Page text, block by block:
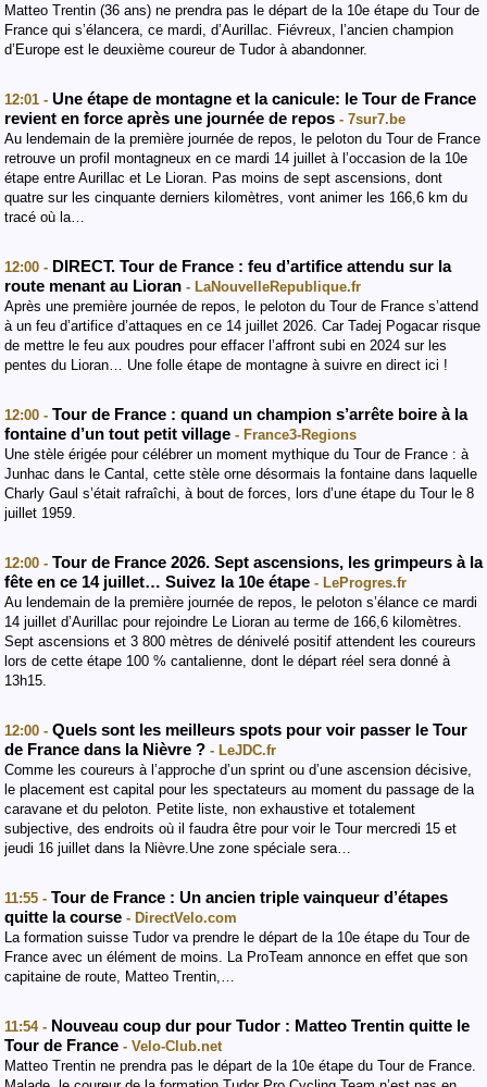
Matteo Trentin (36 ans) ne prendra pas le départ de la 10e étape du Tour de
France qui s’élancera, ce mardi, d’Aurillac. Fiévreux, l’ancien champion
d’Europe est le deuxième coureur de Tudor à abandonner.
12:01 - Une étape de montagne et la canicule: le Tour de France
revient en force après une journée de repos - 7sur7.be
Au lendemain de la première journée de repos, le peloton du Tour de France
retrouve un profil montagneux en ce mardi 14 juillet à l’occasion de la 10e
étape entre Aurillac et Le Lioran. Pas moins de sept ascensions, dont
quatre sur les cinquante derniers kilomètres, vont animer les 166,6 km du
tracé où la…
12:00 - DIRECT. Tour de France : feu d’artifice attendu sur la
route menant au Lioran - LaNouvelleRepublique.fr
Après une première journée de repos, le peloton du Tour de France s’attend
à un feu d’artifice d’attaques en ce 14 juillet 2026. Car Tadej Pogacar risque
de mettre le feu aux poudres pour effacer l’affront subi en 2024 sur les
pentes du Lioran… Une folle étape de montagne à suivre en direct ici !
12:00 - Tour de France : quand un champion s’arrête boire à la
fontaine d’un tout petit village - France3-Regions
Une stèle érigée pour célébrer un moment mythique du Tour de France : à
Junhac dans le Cantal, cette stèle orne désormais la fontaine dans laquelle
Charly Gaul s’était rafraîchi, à bout de forces, lors d’une étape du Tour le 8
juillet 1959.
12:00 - Tour de France 2026. Sept ascensions, les grimpeurs à la
fête en ce 14 juillet… Suivez la 10e étape - LeProgres.fr
Au lendemain de la première journée de repos, le peloton s’élance ce mardi
14 juillet d’Aurillac pour rejoindre Le Lioran au terme de 166,6 kilomètres.
Sept ascensions et 3 800 mètres de dénivelé positif attendent les coureurs
lors de cette étape 100 % cantalienne, dont le départ réel sera donné à
13h15.
12:00 - Quels sont les meilleurs spots pour voir passer le Tour
de France dans la Nièvre ? - LeJDC.fr
Comme les coureurs à l’approche d’un sprint ou d’une ascension décisive,
le placement est capital pour les spectateurs au moment du passage de la
caravane et du peloton. Petite liste, non exhaustive et totalement
subjective, des endroits où il faudra être pour voir le Tour mercredi 15 et
jeudi 16 juillet dans la Nièvre.Une zone spéciale sera…
11:55 - Tour de France : Un ancien triple vainqueur d’étapes
quitte la course - DirectVelo.com
La formation suisse Tudor va prendre le départ de la 10e étape du Tour de
France avec un élément de moins. La ProTeam annonce en effet que son
capitaine de route, Matteo Trentin,…
11:54 - Nouveau coup dur pour Tudor : Matteo Trentin quitte le
Tour de France - Velo-Club.net
Matteo Trentin ne prendra pas le départ de la 10e étape du Tour de France.